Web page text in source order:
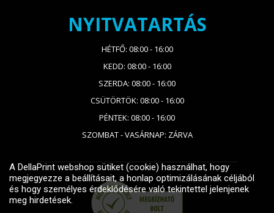
NYITVATARTÁS
HÉTFŐ: 08:00 - 16:00
KEDD: 08:00 - 16:00
SZERDA: 08:00 - 16:00
CSÜTÖRTÖK: 08:00 - 16:00
PÉNTEK: 08:00 - 16:00
SZOMBAT - VASÁRNAP: ZÁRVA